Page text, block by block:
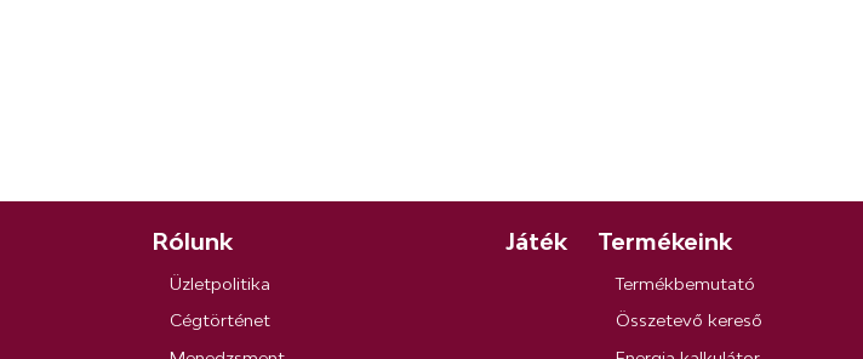
Rólunk
Üzletpolitika
Cégtörténet
Játék Termékeink
Termékbemutató
Összetevő kereső